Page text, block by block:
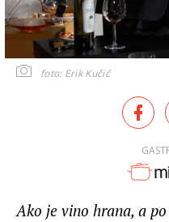
foto: Erik Kučić
Ako je vino hrana, a